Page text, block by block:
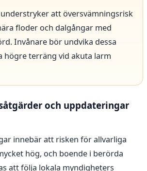
att översvämningsrisk
floder och dalgångar med
Invånare bör undvika dessa
högre terräng vid akuta larm
och uppdateringar
innebär att risken för allvarliga
hög, och boende i berörda
att följa lokala myndigheters